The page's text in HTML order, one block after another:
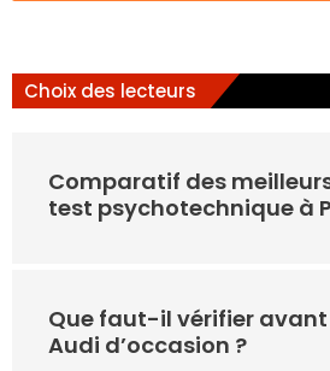
Choix des lecteurs
Comparatif des
test psychotechnique à
Que faut-il vérifier avant
Audi d’occasion ?